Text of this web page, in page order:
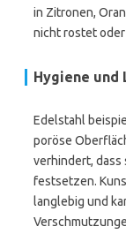
in Zitronen,
nicht rostet
Hygiene und
Edelstahl
poröse
verhindert, dass
festsetzen.
langlebig und